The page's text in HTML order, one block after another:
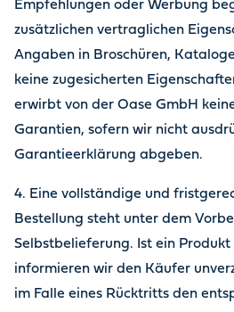
Empfehlungen oder Werbung
zusätzlichen vertraglichen
Angaben in Broschüren,
keine zugesicherten
erwirbt von der Oase GmbH
Garantien, sofern wir nicht
Garantieerklärung abgeben.
4. Eine vollständige und
Bestellung steht unter dem
Selbstbelieferung. Ist ein
informieren wir den Käufer
im Falle eines Rücktritts den